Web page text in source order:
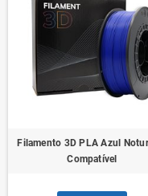
Filamento 3D PLA Azul
Compatível